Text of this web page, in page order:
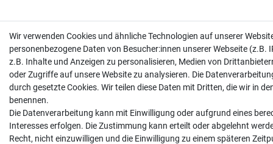
Wir verwenden Cookies und ähnliche Technologien auf unserer
personenbezogene Daten von Besucher:innen unserer Webseite (z.B.
z.B. Inhalte und Anzeigen zu personalisieren, Medien von
oder Zugriffe auf unsere Website zu analysieren. Die
durch gesetzte Cookies. Wir teilen diese Daten mit Dritten, die wir in
benennen.
Die Datenverarbeitung kann mit Einwilligung oder aufgrund eines
Interesses erfolgen. Die Zustimmung kann erteilt oder abgelehnt
Recht, nicht einzuwilligen und die Einwilligung zu einem späteren